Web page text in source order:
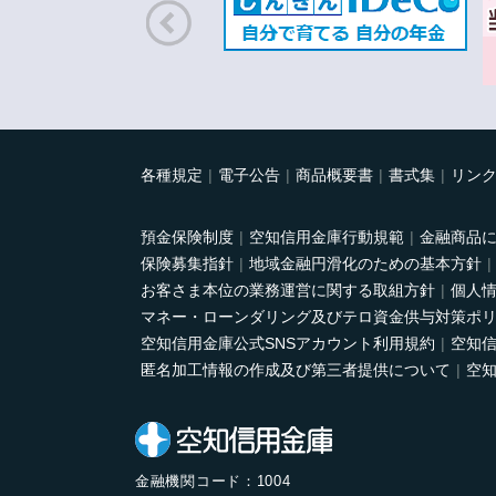
各種規定 電子公告 商品概要書 書式集 リン
預金保険制度 空知信用金庫行動規範
金融商品
保険募集指針
地域金融円滑化のための基本方針
お客さま本位の業務運営に関する取組方針
個人
マネー・ローンダリング及びテロ資金供与対策ポ
空知信用金庫公式SNSアカウント利用規約
空知
匿名加工情報の作成及び第三者提供について
空
金融機関コード：1004